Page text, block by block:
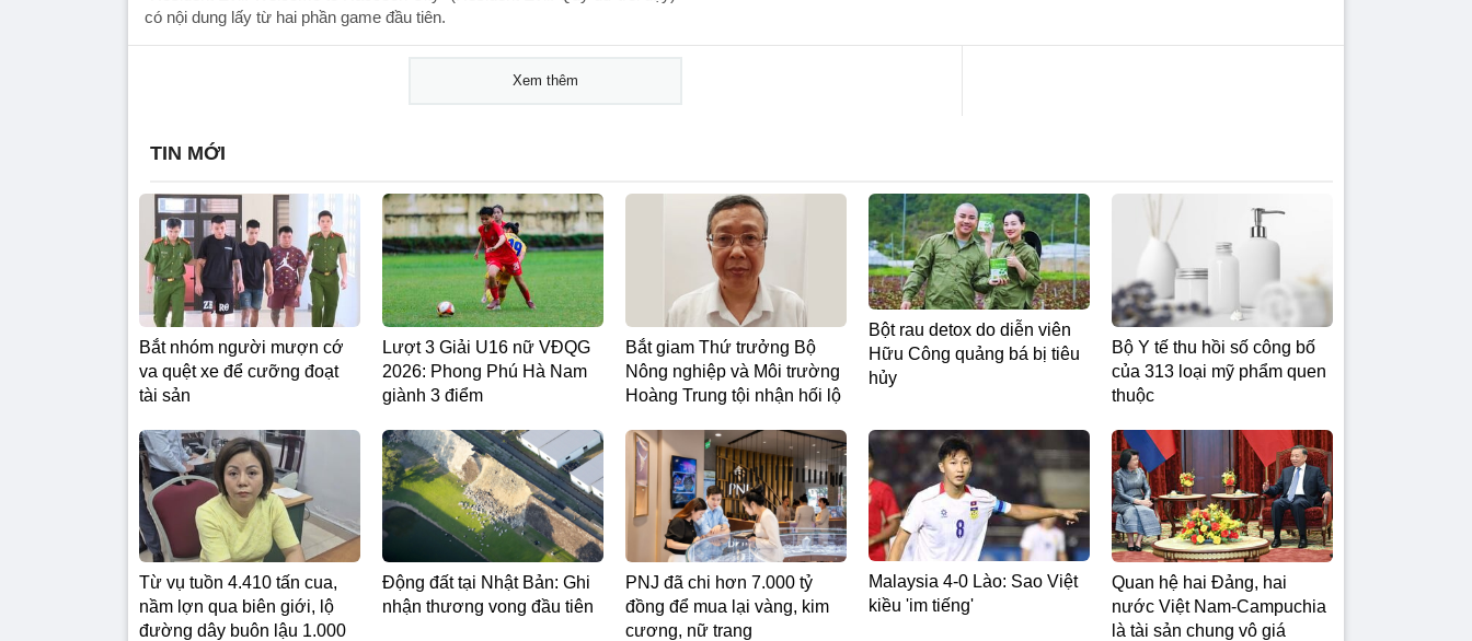
có nội dung lấy từ hai phần game đầu tiên.
Xem thêm
TIN MỚI
Bắt nhóm người mượn cớ
va quệt xe để cưỡng đoạt
tài sản
Lượt 3 Giải U16 nữ VĐQG
2026: Phong Phú Hà Nam
giành 3 điểm
Bắt giam Thứ trưởng Bộ
Nông nghiệp và Môi trường
Hoàng Trung tội nhận hối lộ
Bột rau detox do diễn viên
Hữu Công quảng bá bị tiêu
hủy
Bộ Y tế thu hồi số công bố
của 313 loại mỹ phẩm quen
thuộc
Từ vụ tuồn 4.410 tấn cua,
nầm lợn qua biên giới, lộ
đường dây buôn lậu 1.000
Động đất tại Nhật Bản: Ghi
nhận thương vong đầu tiên
PNJ đã chi hơn 7.000 tỷ
đồng để mua lại vàng, kim
cương, nữ trang
Malaysia 4-0 Lào: Sao Việt
kiều 'im tiếng'
Quan hệ hai Đảng, hai
nước Việt Nam-Campuchia
là tài sản chung vô giá ​